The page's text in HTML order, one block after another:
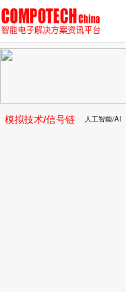
模拟技术/信号链 人工智能/AI